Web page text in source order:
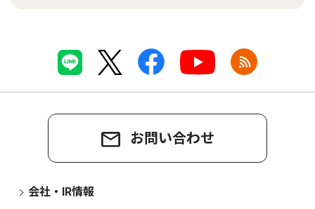
お問い合わせ
会社・IR情報